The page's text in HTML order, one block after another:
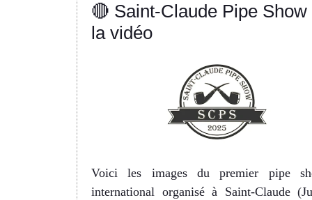
🔴 Saint-Claude Pipe Show
la vidéo
Voici les images du premier pipe
international organisé à Saint-Claude